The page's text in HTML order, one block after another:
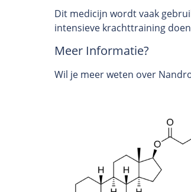
Dit medicijn wordt vaak
intensieve krachttraining
Meer Informatie?
Wil je meer weten over